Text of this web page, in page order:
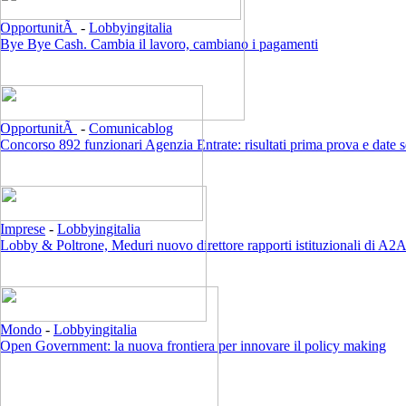
OpportunitÃ - Lobbyingitalia
Bye Bye Cash. Cambia il lavoro, cambiano i pagamenti
OpportunitÃ - Comunicablog
Concorso 892 funzionari Agenzia Entrate: risultati prima prova e date
Imprese - Lobbyingitalia
Lobby & Poltrone, Meduri nuovo direttore rapporti istituzionali di A2A
Mondo - Lobbyingitalia
Open Government: la nuova frontiera per innovare il policy making